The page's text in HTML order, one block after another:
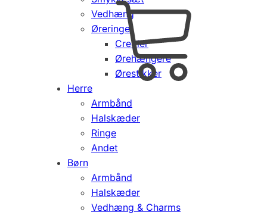
Vedhæng
Øreringe
Creoler
Ørehængere
Ørestikker
Herre
Armbånd
Halskæder
Ringe
Andet
Børn
Armbånd
Halskæder
Vedhæng & Charms
Products